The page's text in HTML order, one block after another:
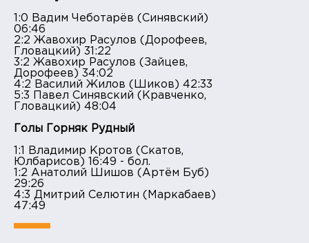
1:0 Вадим Чеботарёв (Синявский)
06:46
2:2 Жавохир Расулов (Дорофеев,
Гловацкий) 31:22
3:2 Жавохир Расулов (Зайцев,
Дорофеев) 34:02
4:2 Василий Жилов (Шиков) 42:33
5:3 Павел Синявский (Кравченко,
Гловацкий) 48:04
Голы Горняк Рудный
1:1 Владимир Кротов (Скатов,
Юлбарисов) 16:49 - бол.
1:2 Анатолий Шишов (Артём Буб)
29:26
4:3 Дмитрий Селютин (Маркабаев)
47:49